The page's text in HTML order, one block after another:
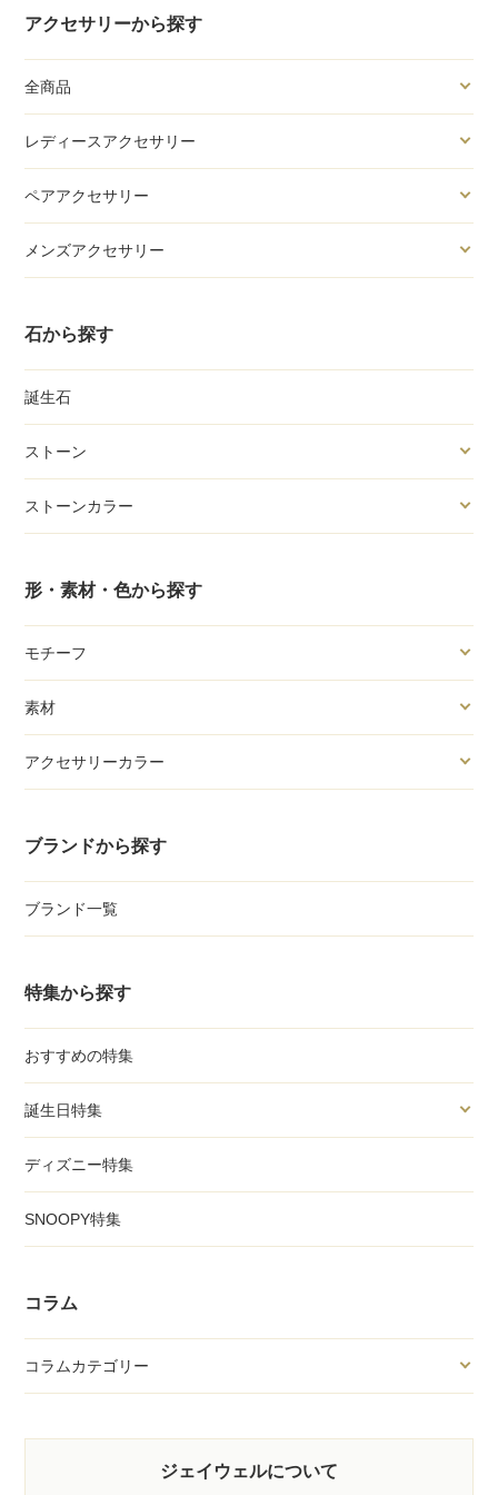
アクセサリーから探す
全商品
レディースアクセサリー
ペアアクセサリー
メンズアクセサリー
石から探す
誕生石
ストーン
ストーンカラー
形・素材・色から探す
モチーフ
素材
アクセサリーカラー
ブランドから探す
ブランド一覧
特集から探す
おすすめの特集
誕生日特集
ディズニー特集
SNOOPY特集
コラム
コラムカテゴリー
ジェイウェルについて